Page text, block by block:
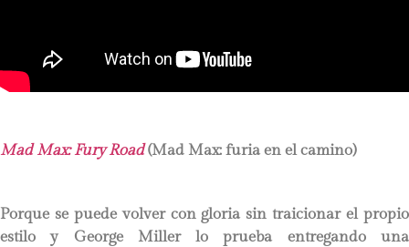
Mad Max: Fury Road(Mad Max: furia en el camino)
Porque se puede volver con gloria sin traicionar el propio
estilo y George Miller lo prueba entregando una